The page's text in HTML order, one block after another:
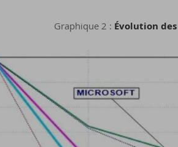
Graphique 2 : Évolution